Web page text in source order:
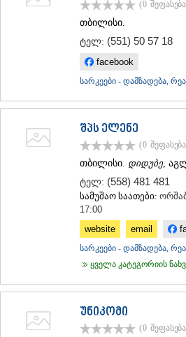
ᲮᲐᲠᲐᲒᲐᲣᲚᲘ
ᲙᲐᲮᲔᲗᲘ
ᲓᲔᲓᲝᲤᲚᲘᲡᲬᲧᲐᲠᲝ
ᲓᲣᲨᲔᲗᲘ
ᲗᲘᲐᲜᲔᲗᲘ
ᲛᲪᲮᲔᲗᲐ
(0 შეფასება
თბილისი.
ტელ: (551) 50 57 18
facebook
სარკეები - დამზადება,
შპს ელენე
(0 შეფასება
თბილისი. დიდუბე,
ტელ: (558) 481 481
სამუშაო საათები:
17:00
website
email
სარკეები - დამზადება,
ყველა კატეგორიის
უნიკომი
(0 შეფასება